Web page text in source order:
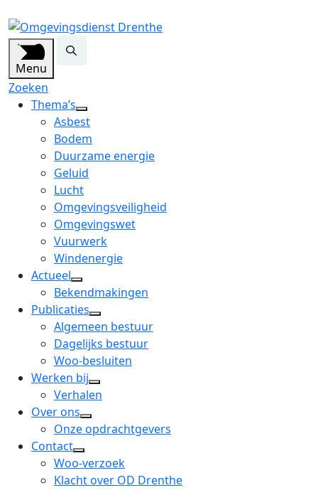
Menu
Zoeken
Thema’s
open
dropdown
menu
Asbest
Bodem
Duurzame energie
Geluid
Lucht
Omgevingsveiligheid
Omgevingswet
Vuurwerk
Windenergie
Actueel
open
dropdown
menu
Bekendmakingen
Publicaties
open
dropdown
menu
Algemeen bestuur
Dagelijks bestuur
Woo-besluiten
Werken bij
open
menu
Verhalen
Over ons
open
dropdown
menu
Onze opdrachtgevers
Contact
open
dropdown
Woo-verzoek
Klacht over OD Drenthe